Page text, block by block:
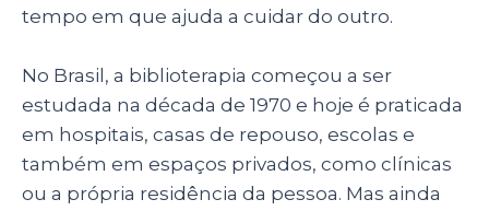
tempo em que ajuda a cuidar do outro.
No Brasil, a biblioterapia começou a ser
estudada na década de 1970 e hoje é praticada
em hospitais, casas de repouso, escolas e
também em espaços privados, como clínicas
ou a própria residência da pessoa. Mas ainda